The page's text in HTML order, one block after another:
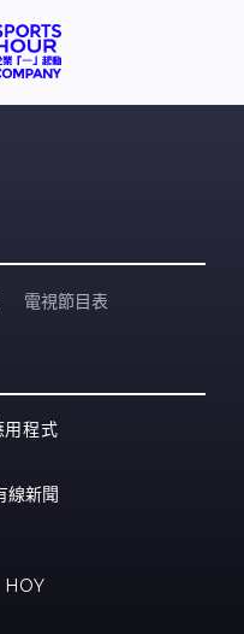
電視節目表
用程式
線新聞
HOY